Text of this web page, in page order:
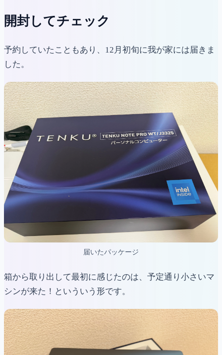
開封してチェック
予約していたこともあり、12月初旬に我が家には届きま
した。
届いたパッケージ
箱から取り出して最初に感じたのは、予定通り小さいマ
シンが来た！といういう形です。